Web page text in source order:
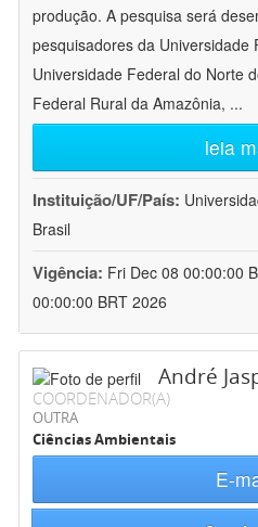
produção. A pesquisa será
pesquisadores da Universidade
Universidade Federal do Norte
Federal Rural da Amazônia, ...
leia
Instituição/UF/País:
Brasil
Vigência: Fri Dec 08 00:00:00
00:00:00 BRT 2026
André
COORDENADOR(A)
OUTRA
Ciências Ambientais
E-